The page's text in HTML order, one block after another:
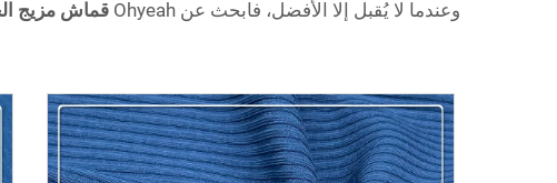
وعندما لا يُقبل إلا الأفضل، فابحث عن Ohyeah
قماش مزيج